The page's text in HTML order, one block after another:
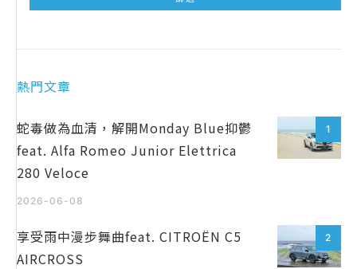
熱門文章
1
蛇毒做為血清，解開Monday Blue抑鬱
feat. Alfa Romeo Junior Elettrica
280 Veloce
2026-06-08
2
享受雨中漫步舞曲feat. CITROËN C5
AIRCROSS